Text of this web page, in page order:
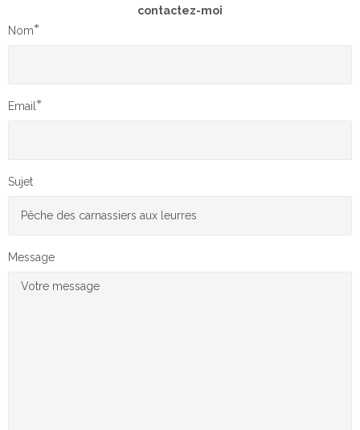
contactez-moi
Nom*
Email *
Sujet
Message